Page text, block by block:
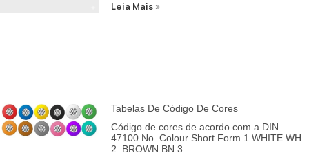
Leia Mais »
Tabelas De Código De Cores
Código de cores de acordo com a DIN
47100 No. Colour Short Form 1 WHITE WH
2 BROWN BN 3